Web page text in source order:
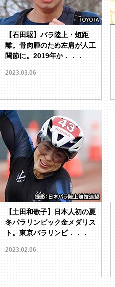
【石田駆】パラ陸上・短距
離。骨肉腫のため左肩が人工
関節に。2019年か．．．
2023.03.06
【土田和歌子】日本人初の夏
冬パラリンピック金メダリス
ト。東京パラリンピ．．．
2023.02.06